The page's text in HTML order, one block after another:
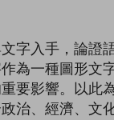
字入手，論證
為一種圖形文
要影響。以此
治、經濟、文